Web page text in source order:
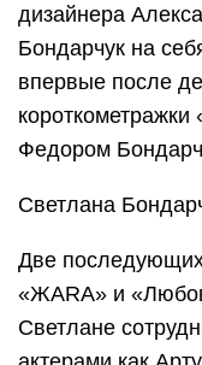
дизайнера
Бондарчук на
впервые после
короткометражки
Федором
Светлана
Две
«ЖАRА» и
Светлане